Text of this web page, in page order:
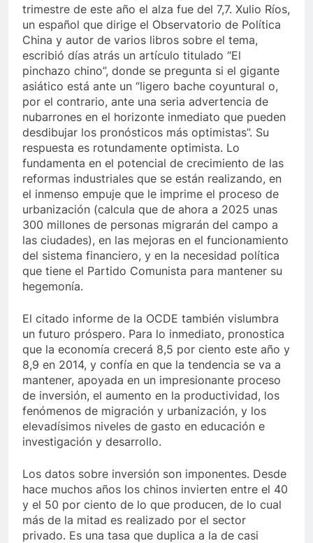
trimestre de este año el alza fue del 7,7. Xulio Ríos,
un español que dirige el Observatorio de Política
China y autor de varios libros sobre el tema,
escribió días atrás un artículo titulado “El
pinchazo chino”, donde se pregunta si el gigante
asiático está ante un “ligero bache coyuntural o,
por el contrario, ante una seria advertencia de
nubarrones en el horizonte inmediato que pueden
desdibujar los pronósticos más optimistas”. Su
respuesta es rotundamente optimista. Lo
fundamenta en el potencial de crecimiento de las
reformas industriales que se están realizando, en
el inmenso empuje que le imprime el proceso de
urbanización (calcula que de ahora a 2025 unas
300 millones de personas migrarán del campo a
las ciudades), en las mejoras en el funcionamiento
del sistema financiero, y en la necesidad política
que tiene el Partido Comunista para mantener su
hegemonía.
El citado informe de la OCDE también vislumbra
un futuro próspero. Para lo inmediato, pronostica
que la economía crecerá 8,5 por ciento este año y
8,9 en 2014, y confía en que la tendencia se va a
mantener, apoyada en un impresionante proceso
de inversión, el aumento en la productividad, los
fenómenos de migración y urbanización, y los
elevadísimos niveles de gasto en educación e
investigación y desarrollo.
Los datos sobre inversión son imponentes. Desde
hace muchos años los chinos invierten entre el 40
y el 50 por ciento de lo que producen, de lo cual
más de la mitad es realizado por el sector
privado. Es una tasa que duplica a la de casi